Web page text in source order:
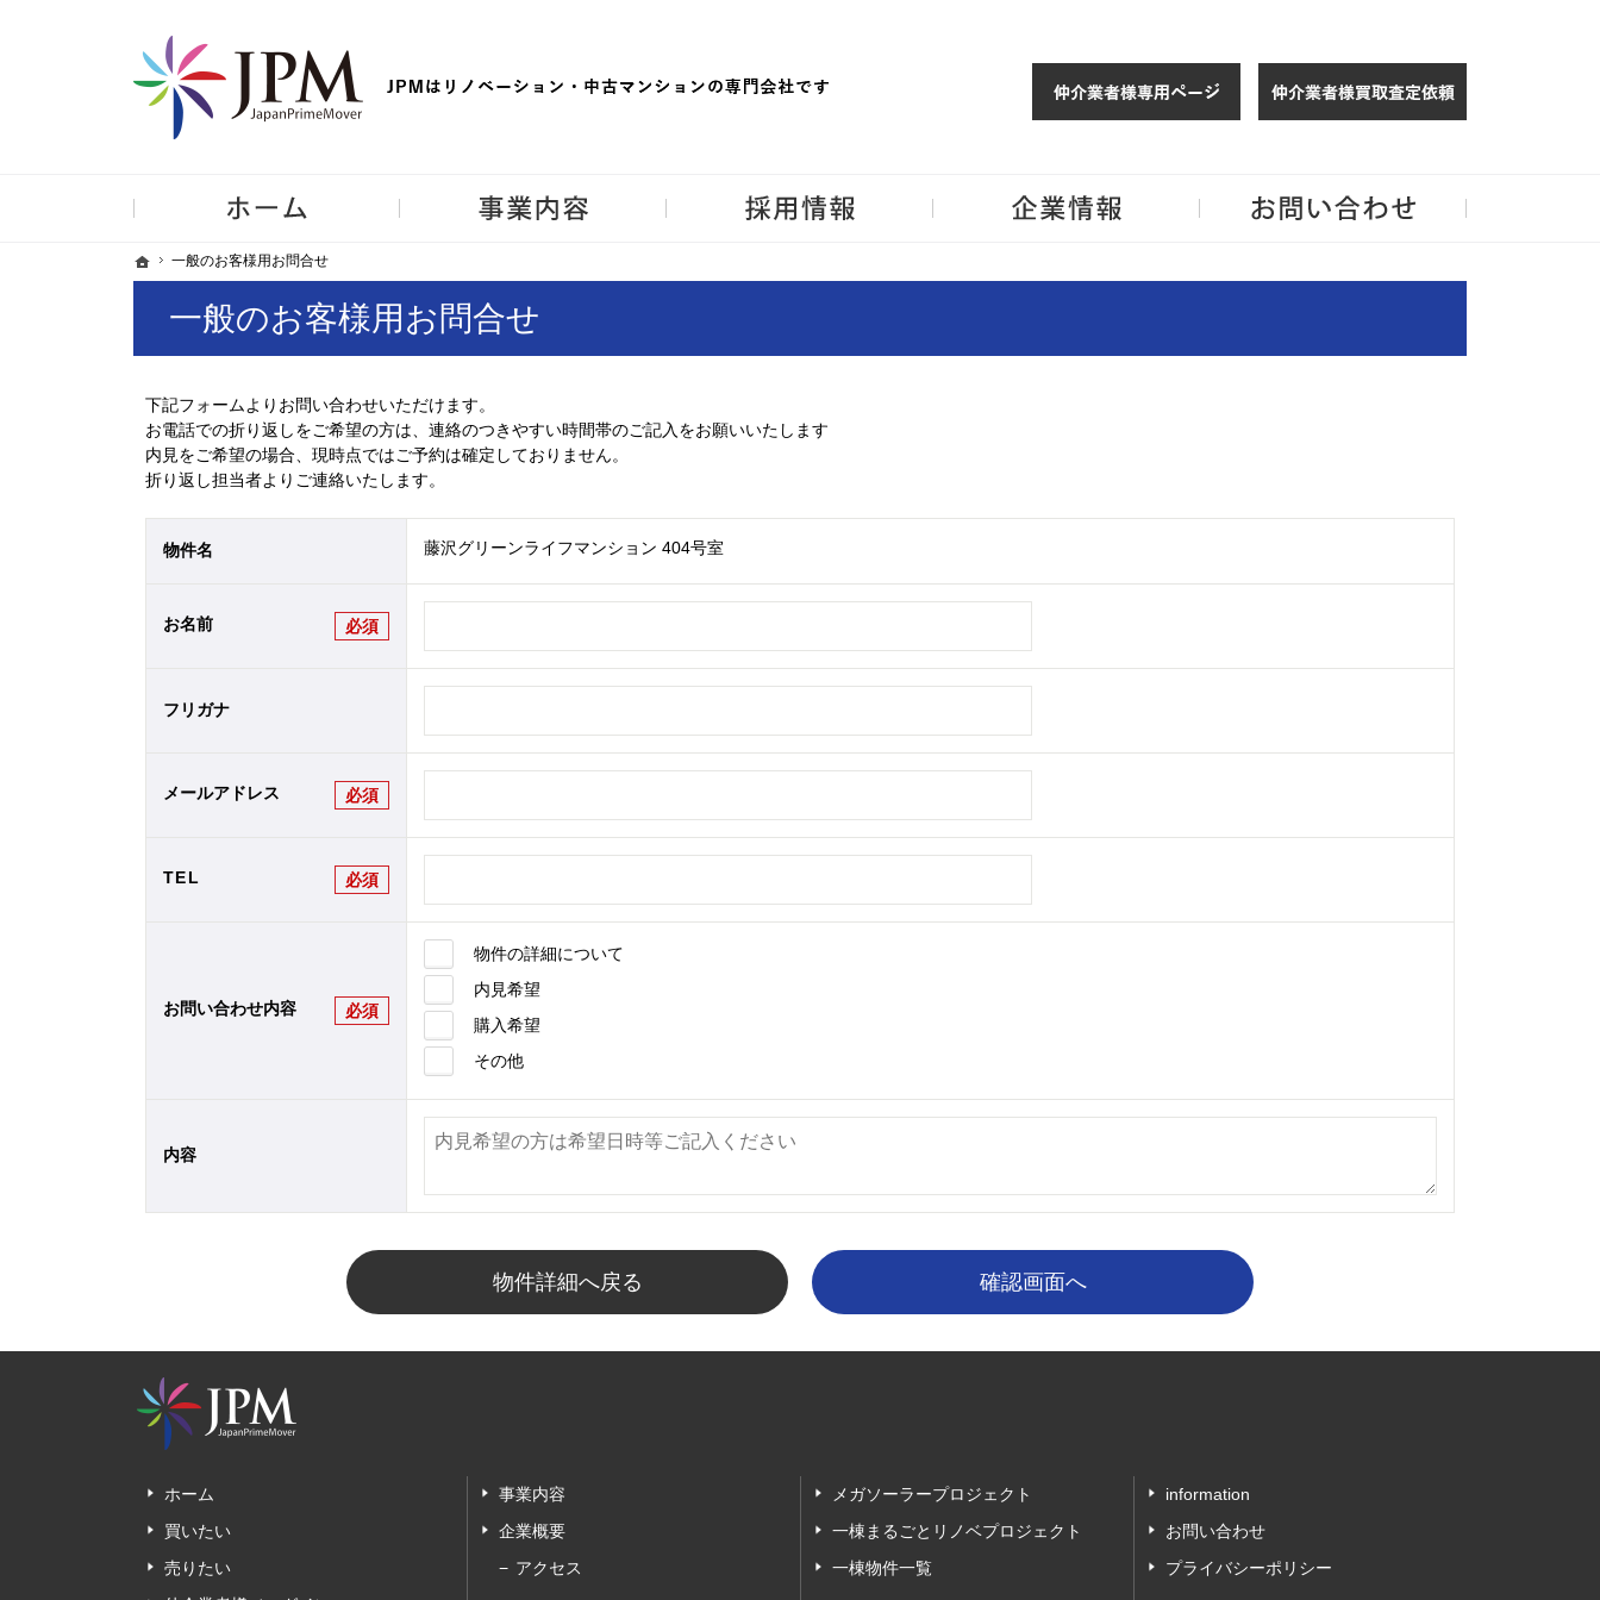
ホーム
一般のお客様用お問合せ
一般のお客様用お問合せ
下記フォームよりお問い合わせいただけます。
お電話での折り返しをご希望の方は、連絡のつきやすい時間帯のご記入をお願いいたします
内見をご希望の場合、現時点ではご予約は確定しておりません。
折り返し担当者よりご連絡いたします。
物件名 藤沢グリーンライフマンション 404号室
お名前 必須
フリガナ
メールアドレス 必須
TEL 必須
お問い合わせ内容 必須
物件の詳細について
内見希望
購入希望
その他
内容
物件詳細へ戻る
ホーム
買いたい
売りたい
事業内容
企業概要
アクセス
メガソーラープロジェクト
一棟まるごとリノベプロジェクト
一棟物件一覧
information
お問い合わせ
プライバシーポリシー
ホーム
一般のお客様用お問合せ